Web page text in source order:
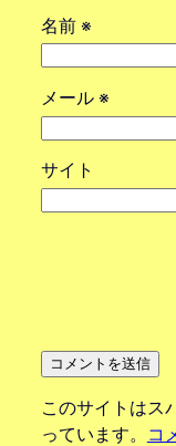
名前 ※
メール ※
サイト
このサイトはス
っています。
コ